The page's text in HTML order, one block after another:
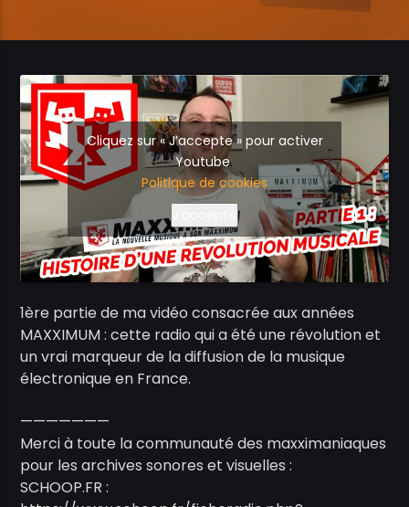
Cliquez sur « J’accepte » pour activer
Youtube
Politique de cookies
1ère partie de ma vidéo consacrée aux années
MAXXIMUM : cette radio qui a été une révolution et
un vrai marqueur de la diffusion de la musique
électronique en France.
———————
Merci à toute la communauté des maxximaniaques
pour les archives sonores et visuelles :
SCHOOP.FR :